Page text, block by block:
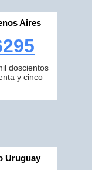
Aires
doscientos
y cinco
Uruguay